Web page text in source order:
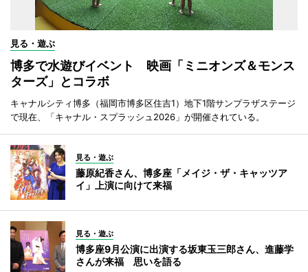
見る・遊ぶ
博多で水遊びイベント 映画「ミニオンズ＆モンス
ターズ」とコラボ
キャナルシティ博多（福岡市博多区住吉1）地下1階サンプラザステージ
で現在、「キャナル・スプラッシュ2026」が開催されている。
見る・遊ぶ
藤原紀香さん、博多座「メイジ・ザ・キャッツア
イ」上演に向けて来福
見る・遊ぶ
博多座9月公演に出演する坂東玉三郎さん、進藤学
さんが来福 思いを語る